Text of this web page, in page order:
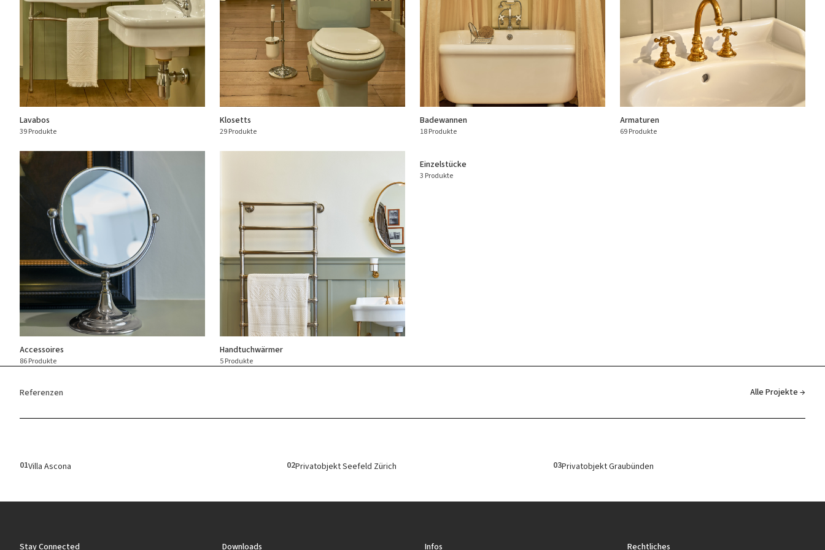
Lavabos
39 Produkte
Klosetts
29 Produkte
Badewannen
18 Produkte
Armaturen
69 Produkte
Accessoires
86 Produkte
Handtuchwärmer
5 Produkte
Einzelstücke
3 Produkte
Referenzen Alle Projekte →
01Villa Ascona 02Privatobjekt Seefeld Zürich 03Privatobjekt Graubünden
Stay Connected Downloads Infos Rechtliches